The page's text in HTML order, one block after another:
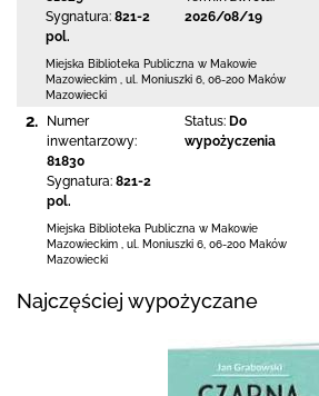
Sygnatura: 821-2
pol.
2026/08/19
Miejska Biblioteka Publiczna w Makowie
Mazowieckim
ul. Moniuszki 6 06-200 Maków
Mazowiecki
2.
Numer
inwentarzowy:
81830
Sygnatura: 821-2
pol.
Status: Do
wypożyczenia
Miejska Biblioteka Publiczna w Makowie
Mazowieckim
ul. Moniuszki 6 06-200 Maków
Mazowiecki
Najczęściej wypożyczane